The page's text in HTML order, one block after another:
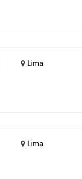
Lima
Lima